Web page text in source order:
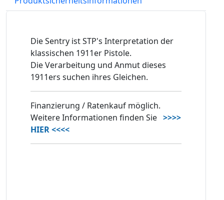
Die Sentry ist STP's Interpretation der
klassischen 1911er Pistole.
Die Verarbeitung und Anmut dieses
1911ers suchen ihres Gleichen.
Finanzierung / Ratenkauf möglich.
Weitere Informationen finden Sie >>>>
HIER <<<<